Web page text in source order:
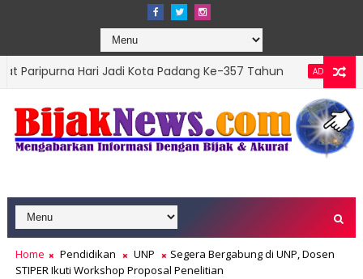
Jadi Kota Padang Ke-357 Tahun ADVERTORIAL DPRD
Home Pendidikan UNP
Segera Bergabung di UNP, Dosen
STIPER Ikuti Workshop Proposal Penelitian